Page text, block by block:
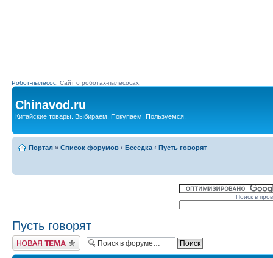
Робот-пылесос. Сайт о роботах-пылесосах.
Chinavod.ru
Китайские товары. Выбираем. Покупаем. Пользуемся.
Портал » Список форумов ‹ Беседка ‹ Пусть говорят
Поиск в
Пусть говорят
Начать новую тему